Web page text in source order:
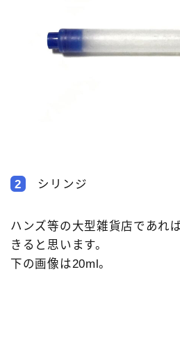
2 シリンジ
ハンズ等の大型雑貨店であれ
きると思います。
下の画像は20ml。